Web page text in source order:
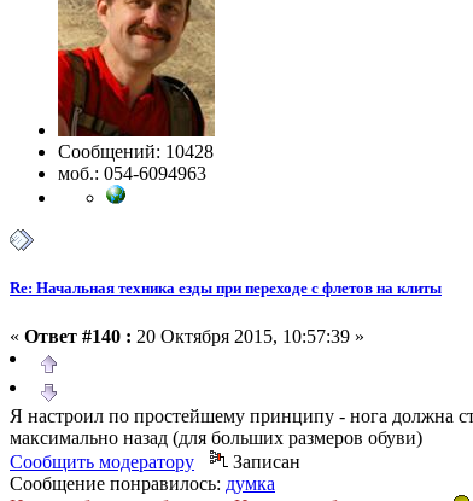
Сообщений: 10428
моб.: 054-6094963
Re: Начальная техника езды при переходе с флетов на клиты
« Ответ #140 : 20 Октября 2015, 10:57:39 »
Я настроил по простейшему принципу - нога должна
максимально назад (для больших размеров обуви)
Сообщить модератору
Записан
Сообщение понравилось: думка